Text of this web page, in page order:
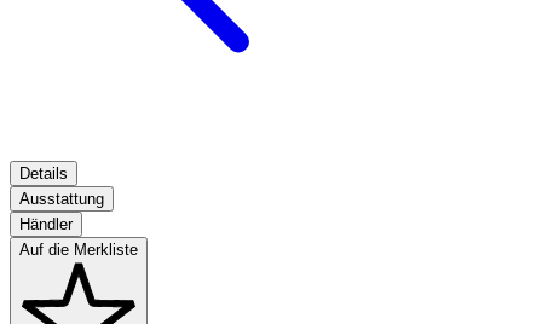
Details
Ausstattung
Händler
Auf die Merkliste